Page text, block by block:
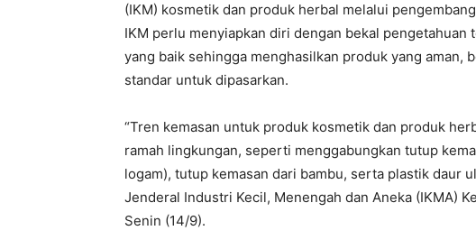
(IKM) kosmetik dan produk herbal melalui
IKM perlu menyiapkan diri dengan bekal pengetahuan
yang baik sehingga menghasilkan produk yang aman,
standar untuk dipasarkan.
“Tren kemasan untuk produk kosmetik dan produk
ramah lingkungan, seperti menggabungkan tutup
logam), tutup kemasan dari bambu, serta plastik daur
Jenderal Industri Kecil, Menengah dan Aneka (IKMA)
Senin (14/9).